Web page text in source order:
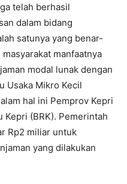
telah berhasil
dalam bidang
satunya yang benar-
manfaatnya
modal lunak dengan
Usaka Mikro Kecil
hal ini Pemprov Kepri
Kepri (BRK). Pemerintah
Rp2 miliar untuk
yang dilakukan